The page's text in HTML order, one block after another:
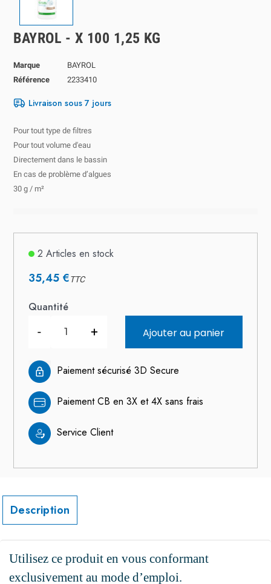
BAYROL - X 100 1,25 KG
Marque
BAYROL
Référence
2233410
Livraison sous 7 jours
Pour tout type de filtres
Pour tout volume d'eau
Directement dans le bassin
En cas de problème d’algues
30 g / m²
2 Articles en stock
35,45 €TTC
Quantité
- + Ajouter au panier
Paiement sécurisé 3D Secure
Paiement CB en 3X et 4X sans frais
Service Client
Description
Utilisez ce produit en vous conformant
exclusivement au mode d’emploi.